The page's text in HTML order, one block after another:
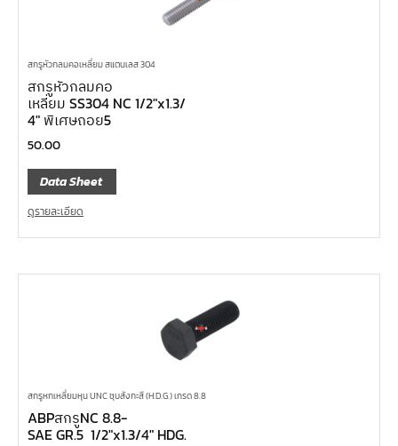
สกรูหัวกลมคอเหลี่ยม สแตนเลส 304
สกรูหัวกลมคอ
เหลี่ยม SS304 NC 1/2″x1.3/
4″ พิเศษถอย5
50.00
Data Sheet
ดูรายละเอียด
สกรูหกเหลี่ยมหุน UNC ชุบสังกะสี (H.D.G.) เกรด 8.8
ABPสกรูNC 8.8-
SAE GR.5 1/2″x1.3/4″ HDG.